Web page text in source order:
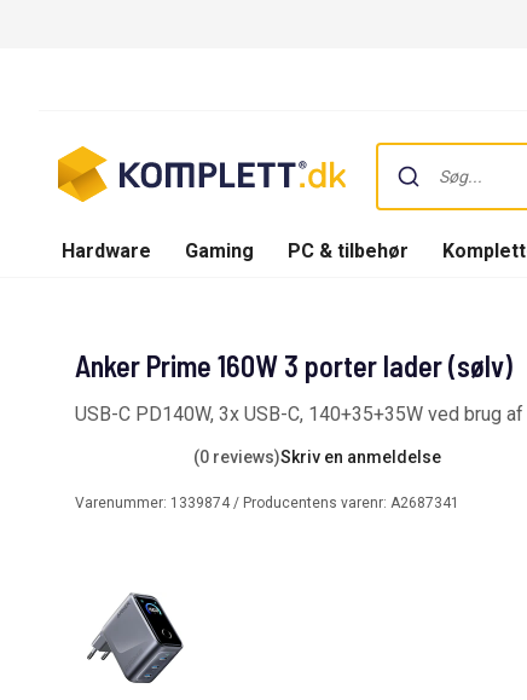
Hardware Gaming PC & tilbehør
Anker Prime 160W 3 porter lader (sølv)
USB-C PD140W, 3x USB-C, 140+35+35W ved brug
(0 reviews)Skriv en anmeldelse
Varenummer: 1339874 / Producentens varenr: A2687341